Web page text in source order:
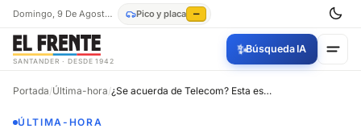
Domingo, 9 De Agosto De 2026 Pico y placa —
SANTANDER · DESDE 1942
✨Búsqueda IA
Portada/Última-hora/ ¿Se acuerda de Telecom? Esta es la estrategia de Petro para revivirla
ÚLTIMA-HORA